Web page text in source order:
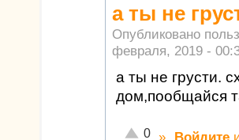
а ты не
Опубликовано
февраля, 2019 -
а ты не грусти.
дом,пообщайся
Отлично!
0